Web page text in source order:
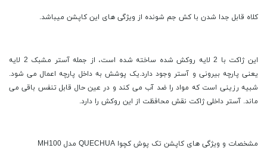
کلاه قابل جدا شدن با کش جم شونده از ویژگی های این کاپشن میباشد.
این ژاکت با 2 لایه روکش شده ساخته شده است، از جمله آستر مشبک 2 لایه
یعنی پارچه بیرونی و آستر وجود دارد.یک پوشش به داخل پارچه اعمال می شود.
شبیه رزینی است که مواد را ضد آب می کند و در عین حال قابل تنفس باقی می
ماند. آستر داخلی ژاکت نقش محافظت از این روکش را دارد.
مشخصات و ویژگی های کاپشن تک پوش کچوا QUECHUA مدل MH100